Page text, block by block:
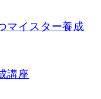
マイスター養成
講座